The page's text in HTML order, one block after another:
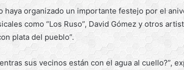
organizado un importante festejo por el
como “Los Ruso”, David Gómez y otros
plata del pueblo”.
sus vecinos están con el agua al cuello?”,